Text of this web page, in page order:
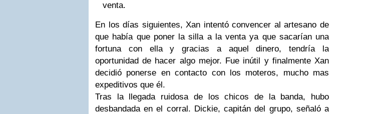
venta.
En los días siguientes,Xan intentó convencer al artesano de
que había que poner la silla a la venta ya que sacarían una
fortuna con ella y gracias a aquel dinero, tendría la
oportunidad de hacer algo mejor. Fue inútil y finalmente Xan
decidió ponerse en contacto con los moteros, mucho mas
expeditivos que él.
Tras la llegada ruidosa de los chicos de la banda, hubo
desbandada en el corral. Dickie, capitán del grupo, señaló a